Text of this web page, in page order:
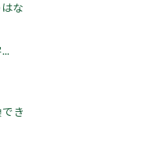
な
き